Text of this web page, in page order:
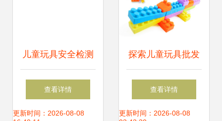
儿童玩具安全检测
服务重要性，不容
忽视
查看详情
更新时间：2026-08-08
探索儿童玩具批发
盒装220块积木的
益智魅力
查看详情
更新时间：2026-08-08